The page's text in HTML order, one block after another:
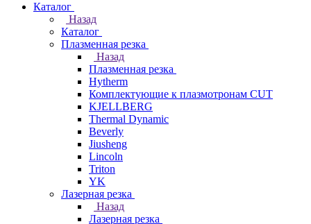
Каталог
Назад
Каталог
Плазменная резка
Назад
Плазменная резка
Hytherm
Комплектующие к плазмотронам CUT
KJELLBERG
Thermal Dynamic
Beverly
Jiusheng
Lincoln
Triton
YK
Лазерная резка
Назад
Лазерная резка